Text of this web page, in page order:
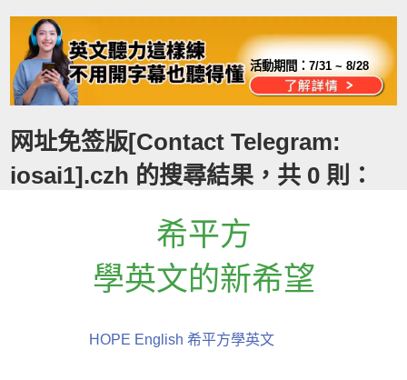
活動期間：7/31 ~ 8/28
网址免签版[Contact Telegram:
iosai1].czh 的搜尋結果，共 0 則：
希平方
學英文的新希望
HOPE English 希平方學英文